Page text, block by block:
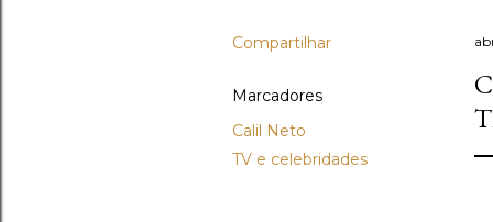
Compartilhar
Marcadores
Calil Neto
TV e celebridades